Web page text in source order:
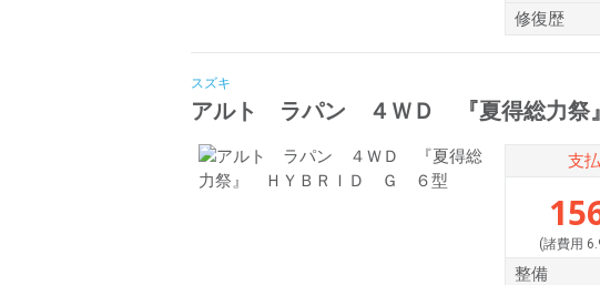
修復歴
スズキ
アルト ラパン ４ＷＤ 『夏得総力
支
(諸費用
整備